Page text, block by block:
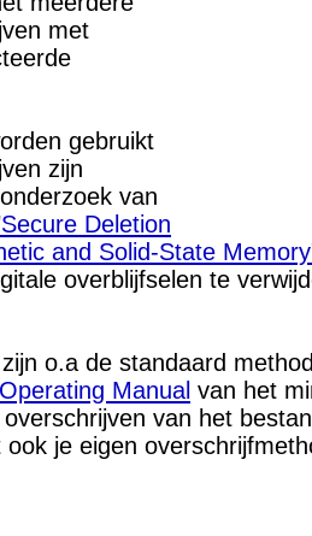
met
gebruikt
zijn
van
Deletion
and Solid-State
overblijfselen te
o.a de standaard
Manual van het
van het
ook je eigen